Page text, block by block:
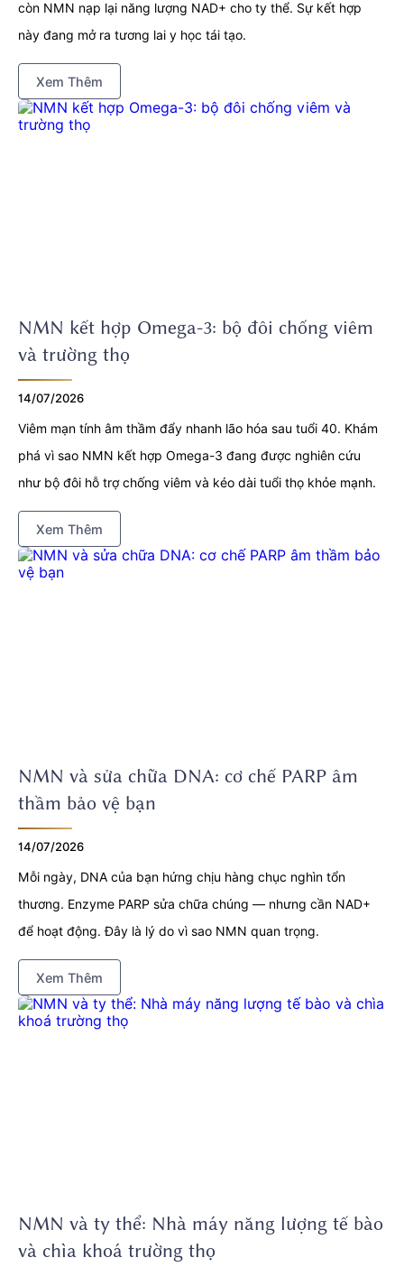
còn NMN nạp lại năng lượng NAD+ cho ty thể. Sự kết hợp
này đang mở ra tương lai y học tái tạo.
Xem Thêm
NMN kết hợp Omega-3: bộ đôi chống viêm
và trường thọ
14/07/2026
Viêm mạn tính âm thầm đẩy nhanh lão hóa sau tuổi 40. Khám
phá vì sao NMN kết hợp Omega-3 đang được nghiên cứu
như bộ đôi hỗ trợ chống viêm và kéo dài tuổi thọ khỏe mạnh.
Xem Thêm
NMN và sửa chữa DNA: cơ chế PARP âm
thầm bảo vệ bạn
14/07/2026
Mỗi ngày, DNA của bạn hứng chịu hàng chục nghìn tổn
thương. Enzyme PARP sửa chữa chúng — nhưng cần NAD+
để hoạt động. Đây là lý do vì sao NMN quan trọng.
Xem Thêm
NMN và ty thể: Nhà máy năng lượng tế bào
và chìa khoá trường thọ